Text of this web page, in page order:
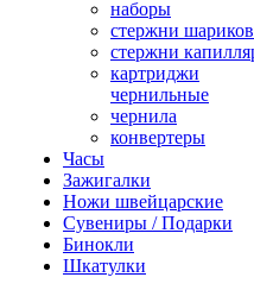
наборы
стержни
стержни
картриджи
чернильные
чернила
конвертеры
Часы
Зажигалки
Ножи швейцарские
Сувениры / Подарки
Бинокли
Шкатулки